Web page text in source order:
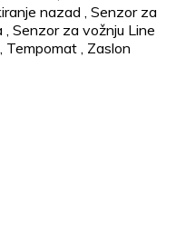
nazad , Senzor za
, Senzor za vožnju Line
, Tempomat , Zaslon